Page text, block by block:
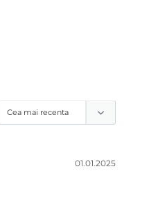
01.01.2025